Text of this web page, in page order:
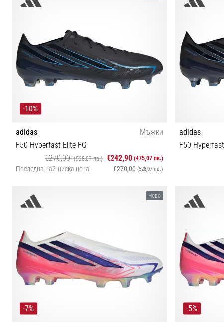
-10%
adidas
Мъжки
F50 Hyperfast Elite FG
€270,00(528,07 лв.) €242,90 (475,07 лв.)
Последна най-ниска цена €270,00 (528,07 лв.)
39⅓ 40 40⅔ 41⅓ 42 42⅔ 43⅓ 44 44⅔ 45⅓ 46
adidas
F50
39⅓ 40
Ново
-7% -5%